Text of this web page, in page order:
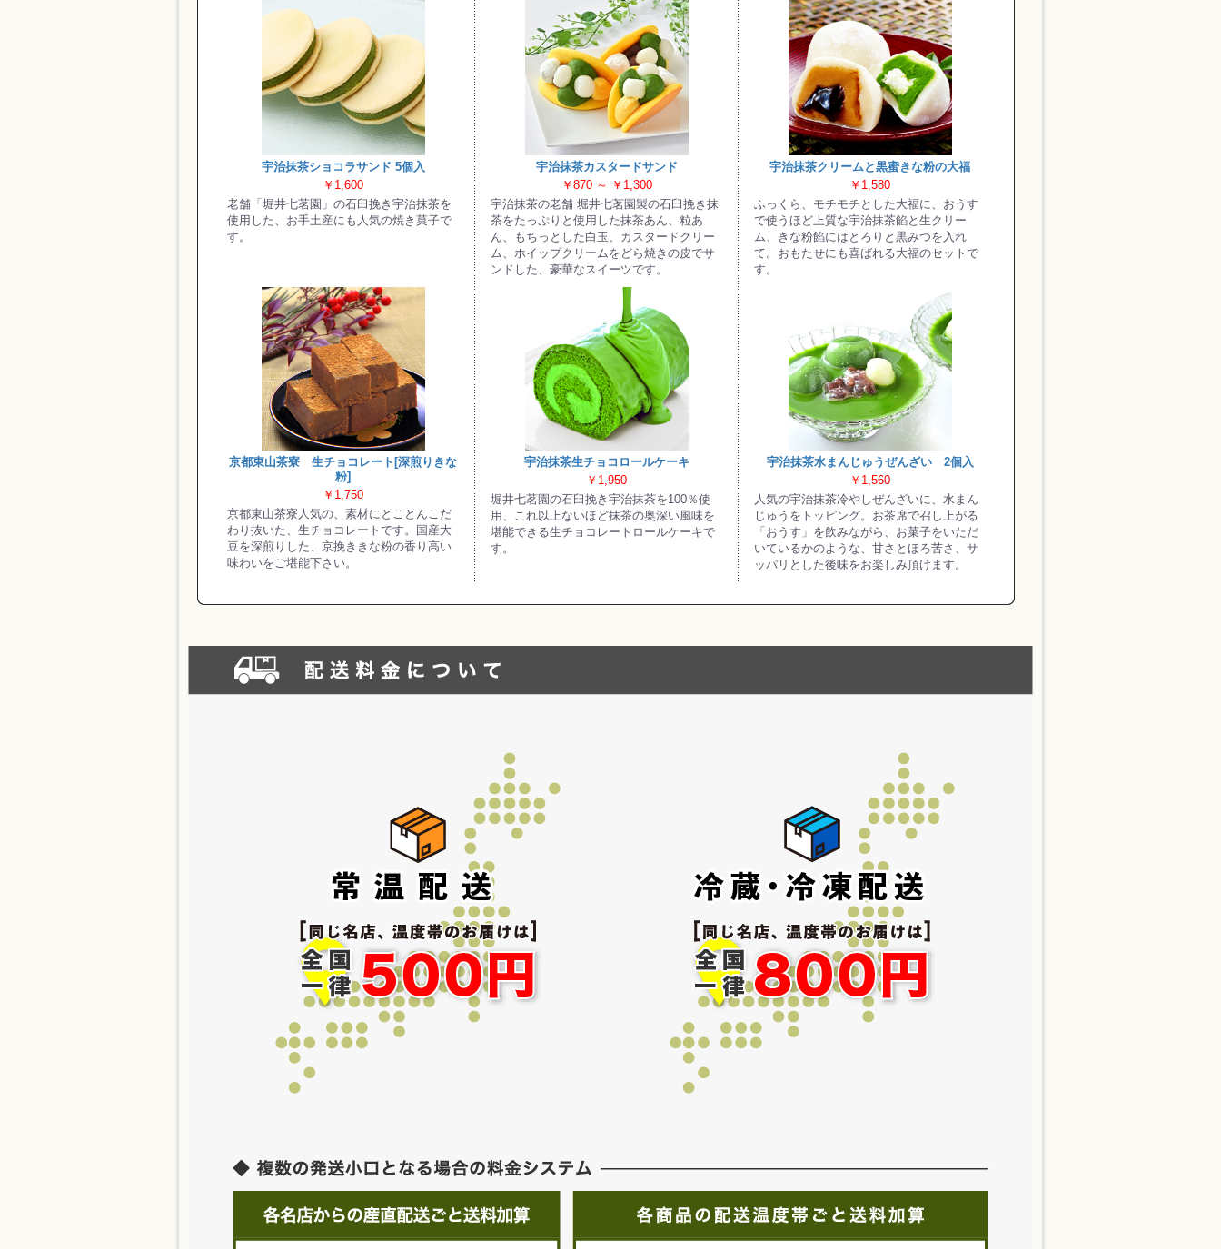
お買い物を続ける カートへ進む
宇治抹茶ショコラサンド 5個入
￥1,600
老舗「堀井七茗園」の石臼挽き宇治抹茶を
使用した、お手土産にも人気の焼き菓子で
す。
宇治抹茶カスタードサンド
￥870 ～ ￥1,300
宇治抹茶の老舗 堀井七茗園製の石臼挽き抹
茶をたっぷりと使用した抹茶あん、粒あ
ん、もちっとした白玉、カスタードクリー
ム、ホイップクリームをどら焼きの皮でサ
ンドした、豪華なスイーツです。
宇治抹茶クリームと黒蜜きな粉の大福
￥1,580
ふっくら、モチモチとした大福に、おうす
で使うほど上質な宇治抹茶餡と生クリー
ム、きな粉餡にはとろりと黒みつを入れ
て。おもたせにも喜ばれる大福のセットで
す。
京都東山茶寮 生チョコレート[深煎りきな
粉]
￥1,750
京都東山茶寮人気の、素材にとことんこだ
わり抜いた、生チョコレートです。国産大
豆を深煎りした、京挽ききな粉の香り高い
味わいをご堪能下さい。
宇治抹茶生チョコロールケーキ
￥1,950
堀井七茗園の石臼挽き宇治抹茶を100％使
用、これ以上ないほど抹茶の奥深い風味を
堪能できる生チョコレートロールケーキで
す。
宇治抹茶水まんじゅうぜんざい 2個入
￥1,560
人気の宇治抹茶冷やしぜんざいに、水まん
じゅうをトッピング。お茶席で召し上がる
「おうす」を飲みながら、お菓子をいただ
いているかのような、甘さとほろ苦さ、サ
ッパリとした後味をお楽しみ頂けます。